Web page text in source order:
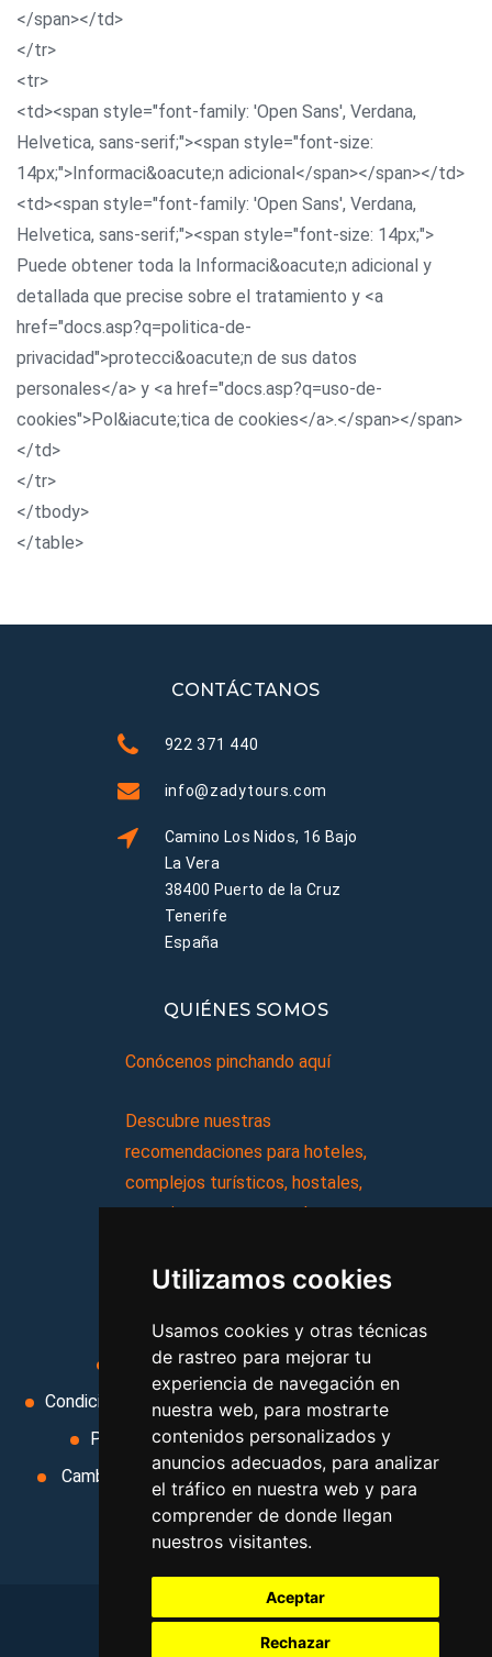
Utilizamos cookies
Usamos cookies y otras técnicas
de rastreo para mejorar tu
experiencia de navegación en
nuestra web, para mostrarte
contenidos personalizados y
anuncios adecuados, para analizar
el tráfico en nuestra web y para
comprender de donde llegan
nuestros visitantes.
Aceptar
Rechazar
</span></td>
</tr>
<tr>
<td><span style="font-family: 'Open Sans', Verdana,
Helvetica, sans-serif;"><span style="font-size:
14px;">Informaci&oacute;n adicional</span></span></td>
<td><span style="font-family: 'Open Sans', Verdana,
Helvetica, sans-serif;"><span style="font-size: 14px;">
Puede obtener toda la Informaci&oacute;n adicional y
detallada que precise sobre el tratamiento y <a
href="docs.asp?q=politica-de-
privacidad">protecci&oacute;n de sus datos
personales</a> y <a href="docs.asp?q=uso-de-
cookies">Pol&iacute;tica de cookies</a>.</span></span>
</td>
</tr>
</tbody>
</table>
CONTÁCTANOS
922 371 440
info@zadytours.com
Camino Los Nidos, 16 Bajo
La Vera
38400 Puerto de la Cruz
Tenerife
España
QUIÉNES SOMOS
Conócenos pinchando aquí
Descubre nuestras
recomendaciones para hoteles,
complejos turísticos, hostales,
vacaciones, paquetes de
Aviso legal
Condiciones de uso
Condiciones Generales
Ley de Viajes Combinados
Política de privacidad
Uso de cookies
Cambiar preferencias de cookies
Area privada
Contacto